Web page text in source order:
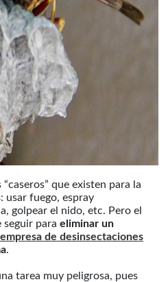
que existen para la
: usar fuego, espray
golpear el nido, etc. Pero el
seguir para eliminar un
empresa de desinsectaciones
.
tarea muy peligrosa, pues